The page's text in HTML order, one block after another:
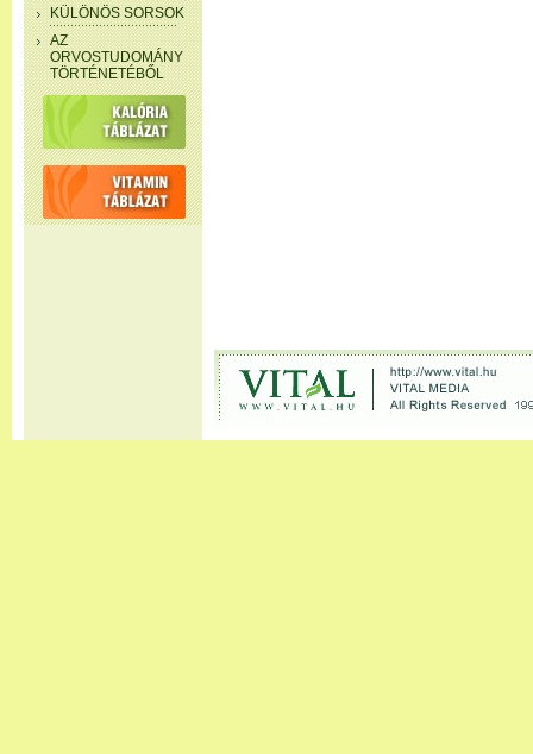
KÜLÖNÖS SORSOK
AZ
ORVOSTUDOMÁNY
TÖRTÉNETÉBŐL